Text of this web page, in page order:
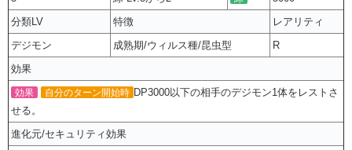
分類LV
特徴
レアリティ
デジモン
成熟期/ウィルス種/昆虫型
R
効果
効果 自分のターン開始時 DP3000以下の相手のデジモン1体をレストさ
せる。
進化元/セキュリティ効果